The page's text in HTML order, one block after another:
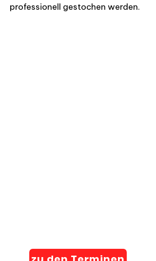
professionell gestochen werden.